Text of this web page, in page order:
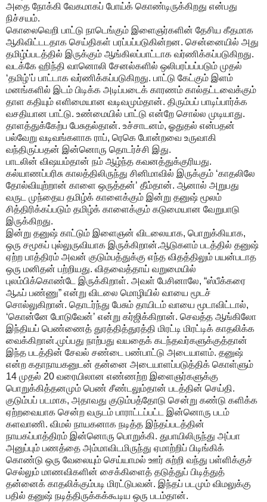
அதை நோக்கி வேகமாகப் போய்க் கொண்டிருக்கிறது என்பது
நிச்சயம்.
கொலைவெறி பாட்டு நாடெங்கும் இளைஞர்களின் தேசிய கீதமாக
ஆகிவிட்டடதாக செய்திகள் பரப்பப்படுகின்றன. சென்னையில் அது
தமிழ்ப்படத்தில் இருக்கும் ஆங்கிலப்பாட்டாக வர்ணிக்கப்படுகிறது.
வடக்கே ஹிந்தி வானொலி சேனல்களில் ஒலிபரப்பப்படும் முதல்
‘தமிழ்’ப் பாட்டாக வர்ணிக்கப்படுகிறது. பாட்டு கேட்கும் இளம்
மனங்களில் இடம் பிடிக்க அடிப்படைக் காரணம் கால்தட்டவைக்கும்
தாள கதியும் எளிமையான வடிவமும்தான். திரும்பப் பாடிப்பார்க்க
வசதியான பாட்டு. உண்மையில் பாட்டு என்றே சொல்ல முடியாது.
தாளத்துக்கேற்ப பேசுதல்தான். உச்சாடனம், ஓதுதல் என்பதன்
பல்வேறு வடிவங்களாக ராப், ரெகெ போன்றவை உருவாகி
வந்திருப்பதன் இன்னொரு தொடர்ச்சி இது.
பாடலின் விஷயம்தான் நம் ஆழ்ந்த கவனத்துக்குரியது.
கல்யாணப்பரிசு காலத்திலிருந்து சினிமாவில் இருக்கும் ‘காதலிலே
தோல்வியுற்றான் காளை ஒருத்தன்’ தீம்தான். ஆனால் அறுபது
வருட முந்தைய தமிழ்க் காளைக்கும் இன்று தனுஷ் மூலம்
சித்திரிக்கப்படும் தமிழ்க் காளைக்கும் கடுமையான வேறுபாடு
இருக்கிறது.
இன்று தனுஷ் காட்டும் இளைஞன் விடலையாக, பொறுக்கியாக,
ஒரு சமூகப் புல்லுருவியாக இருக்கிறான்.ஆடுகளம் படத்தில் தனுஷ்
ஏற்ற பாத்திரம் அவன் குடும்பத்துக்கு எந்த விதத்திலும் பயன்படாத
ஒரு மனிதன் பற்றியது. விதவைத்தாய் வறுமையில்
புலம்பிக்கொண்டே இருக்கிறாள். அவள் பேசினாலே, “ஸ்பீக்கரை
ஆஃப் பண்ணு” என்று விடலை மொழியில் வாயை மூடச்
சொல்லுகிறான். தொடர்ந்து பேசும் தாயிடம் வாயை மூடாவிட்டால்,
‘கொன்னே போடுவேன்’ என்று கர்ஜிக்கிறான். செவத்த ஆங்கிலோ
இந்தியப் பெண்ணைத் துரத்தித்துரத்தி மிரட்டி மிரட்டிக் காதலிக்க
வைக்கிறான்.முப்பது நாற்பது வயதைக் கடந்தவர்களுக்குத்தான்
இந்த படத்தின் சேவல் சண்டை பண்பாட்டு அடையாளம். தனுஷ்
என்ற கதாநாயகனுடன் தன்னை அடையாளப்படுத்திக் கொள்ளும்
14 முதல் 20 வரையிலான எண்ணற்ற இளைஞர்களுக்கு
பொறுக்கித்தனமும் பெண் சீண்டலும்தான் படத்தின் செய்தி.
குடும்பப் படமாக, அதாவது குடும்பத்தோடு சென்று கண்டு களிக்க
ஏற்றவையாக சென்ற வருடம் பாராட்டப்பட்ட இன்னொரு படம்
களவாணி. விமல் நாயகனாக நடித்த இந்தப்படத்தின்
நாயகப்பாத்திரம் இன்னொரு பொறுக்கி. துபாயிலிருந்து அப்பா
அனுப்பும் பணத்தை அம்மாவிடமிருந்து ஏமாற்றிப் பிடிங்கிக்
கொண்டு ஒரு வேலையும் செய்யாமல் ஊர் சுற்றி வந்து பள்ளிக்குச்
செல்லும் மாணவிகளின் சைக்கிளைத் தடுத்துப் பிடித்துத்
தன்னைக் காதலிக்கும்படி மிரட்டுபவன். இந்தப் படமும் விமலுக்கு
பதில் தனுஷ் நடித்திருக்கக்கூடிய ஒரு படம்தான்.